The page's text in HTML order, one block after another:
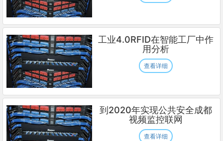
工业4.0RFID在智能工厂中作
用分析
查看详细
到2020年实现公共安全成都
视频监控联网
查看详细